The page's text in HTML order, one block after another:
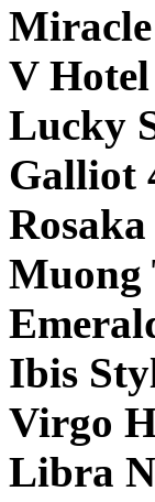
V
Lucky
Galliot
Muong
Ibis
Virgo
Libra